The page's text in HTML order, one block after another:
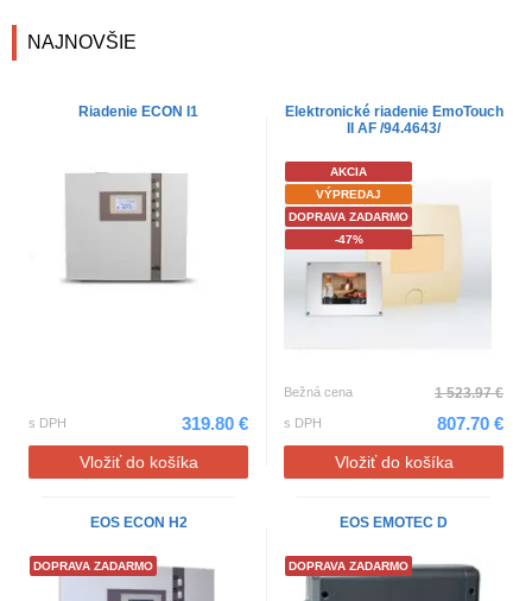
NAJNOVŠIE
Riadenie ECON I1
s DPH 319.80 €
Vložiť do košíka
Elektronické riadenie EmoTouch
II AF /94.4643/
AKCIA
VÝPREDAJ
DOPRAVA ZADARMO
-47%
Bežná cena 1 523.97 €
s DPH 807.70 €
Vložiť do košíka
EOS ECON H2
DOPRAVA ZADARMO
EOS EMOTEC D
DOPRAVA ZADARMO